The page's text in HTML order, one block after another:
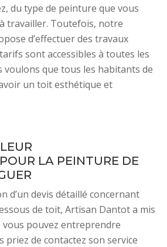
du type de peinture que vous
travailler. Toutefois, notre
d’effectuer des travaux
sont accessibles à toutes les
voulons que tous les habitants de
un toit esthétique et
LA PEINTURE DE
d’un devis détaillé concernant
de toit, Artisan Dantot a mis
vous pouvez entreprendre
priez de contactez son service